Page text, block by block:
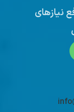
نیازهای